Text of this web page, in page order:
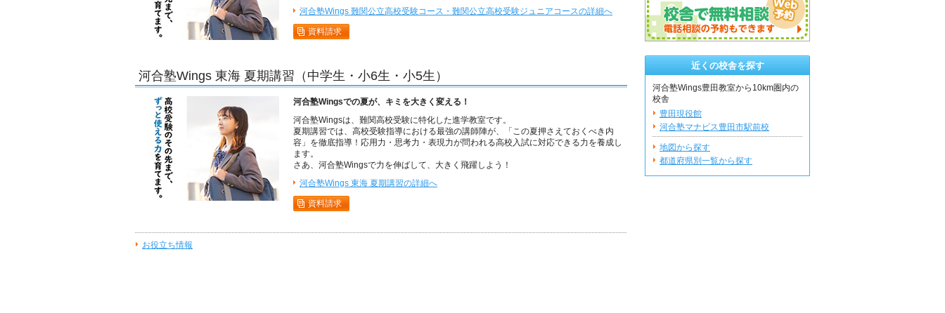
河合塾Wings 難関公立高校受験コース・難関公立高校受験ジュニアコースの詳細へ
資料請求
河合塾Wings 東海 夏期講習（中学生・小6生・小5生）
河合塾Wingsでの夏が、キミを大きく変える！
河合塾Wingsは、難関高校受験に特化した進学教室です。
夏期講習では、高校受験指導における最強の講師陣が、「この夏押さえておくべき内
容」を徹底指導！応用力・思考力・表現力が問われる高校入試に対応できる力を養成し
ます。
さあ、河合塾Wingsで力を伸ばして、大きく飛躍しよう！
河合塾Wings 東海 夏期講習の詳細へ
資料請求
お役立ち情報
近くの校舎を探す
河合塾Wings豊田教室から10km圏内の
校舎
豊田現役館
河合塾マナビス豊田市駅前校
地図から探す
都道府県別一覧から探す